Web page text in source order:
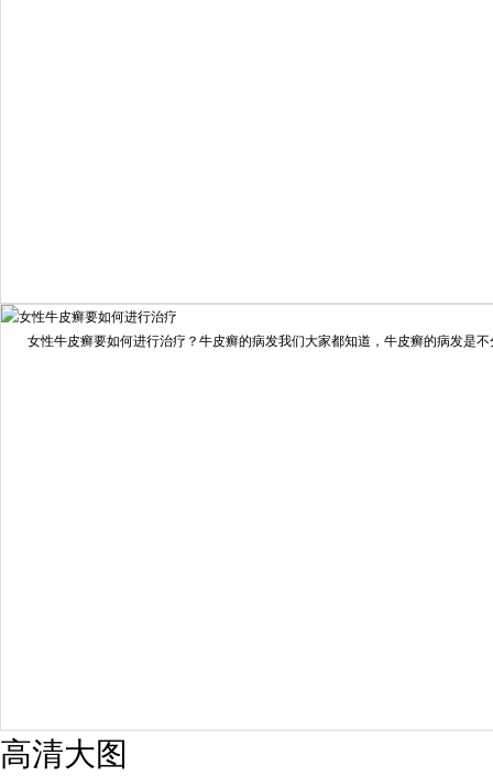
我要咨询 我要预约
女性牛皮癣要如何进行治疗？牛皮癣的病发我们大家都知道，牛皮癣的病发是不
高清大图